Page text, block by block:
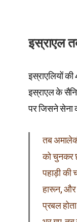
इस्राएल
इस्राएलियों
इस्राएल के
पर जिसने सेना
तब
को चुनकर
पहाड़ी की
हारून, और
प्रबल